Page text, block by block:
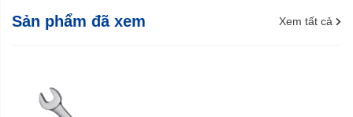
Sản phẩm đã xem Xem tất cả